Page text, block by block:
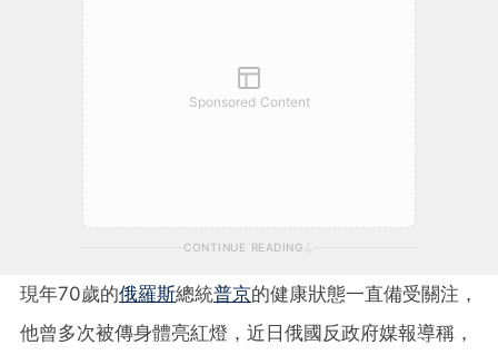
Sponsored Content
CONTINUE READING
現年70歲的俄羅斯總統普京的健康狀態一直備受關注，
他曾多次被傳身體亮紅燈，近日俄國反政府媒報導稱，